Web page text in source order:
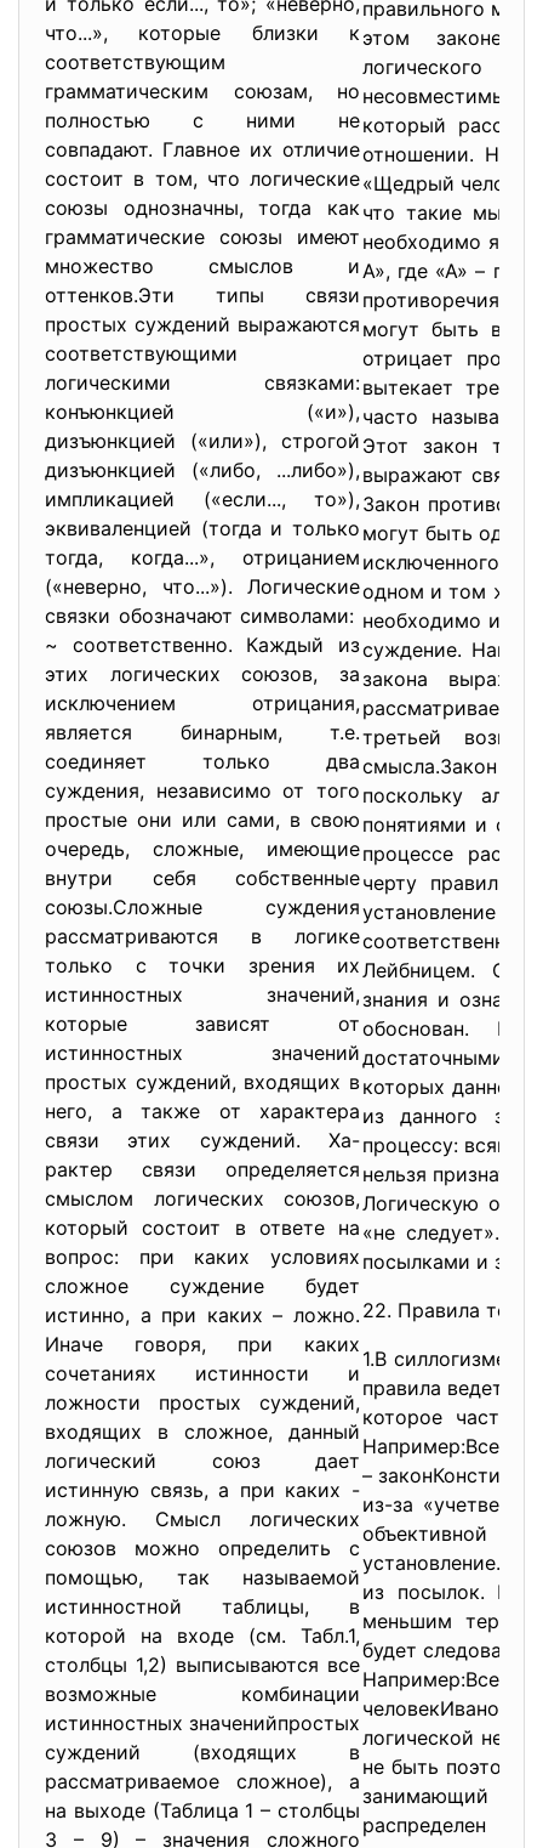
что...», которые близки к
соответствующим
грамматическим союзам, но
полностью с ними не
совпадают. Главное их отличие
состоит в том, что логические
союзы однозначны, тогда как
грамматические союзы имеют
множество смыслов и
оттенков.Эти типы связи
простых суждений выражаются
соответствующими
логическими связками:
конъюнкцией («и»),
дизъюнкцией («или»), строгой
дизъюнкцией («либо, ...либо»),
импликацией («если..., то»),
эквиваленцией (тогда и только
тогда, когда...», отрицанием
(«неверно, что...»). Логические
связки обозначают символами:
~ соответственно. Каждый из
этих логических союзов, за
исключением отрицания,
является бинарным, т.е.
соединяет только два
суждения, независимо от того
простые они или сами, в свою
очередь, сложные, имеющие
внутри себя собственные
союзы.Сложные суждения
рассматриваются в логике
только с точки зрения их
истинностных значений,
которые зависят от
истинностных значений
простых суждений, входящих в
него, а также от характера
связи этих суждений. Ха-
рактер связи определяется
смыслом логических союзов,
который состоит в ответе на
вопрос: при каких условиях
сложное суждение будет
истинно, а при каких – ложно.
Иначе говоря, при каких
сочетаниях истинности и
ложности простых суждений,
входящих в сложное, данный
логический союз дает
истинную связь, а при каких -
ложную. Смысл логических
союзов можно определить с
помощью, так называемой
истинностной таблицы, в
которой на входе (см. Табл.1,
столбцы 1,2) выписываются все
возможные комбинации
истинностных значенийпростых
суждений (входящих в
рассматриваемое сложное), а
на выходе (Таблица 1 – столбцы
3 – 9) – значения сложного
правильного
этом законе
логического
несовместимые,
который
отношении.
«Щедрый
что такие
необходимо
А», где «А» –
противоречия
могут быть
отрицает
вытекает
часто называют
Этот закон
выражают связь
Закон
могут быть
исключенного
одном и том же
необходимо
суждение.
закона
третьей
смысла.Закон
поскольку
понятиями и
процессе
черту
установление
Лейбницем. Он
знания и
обоснован.
достаточными
которых данное
из данного
процессу:
нельзя признать
Логическую
«не следует».
посылками и
22. Правила
1.В силлогизме
правила ведет к
которое часто
Например:Все
–
из-за
объективной
установление.2.
из посылок.
меньшим
будет следовать
Например:Все
логической
не быть поэтом.
занимающий
распределен в